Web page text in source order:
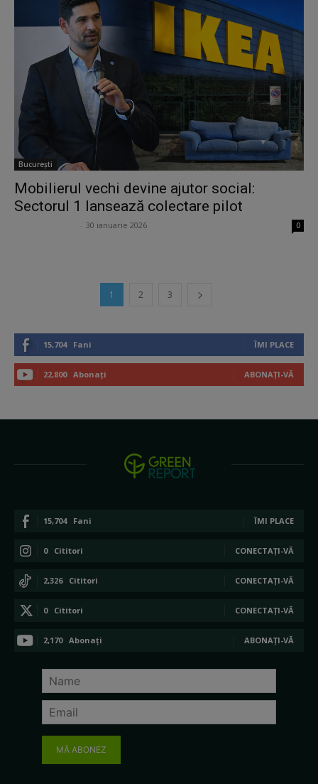
Bucureşti
Mobilierul vechi devine ajutor social:
Sectorul 1 lansează colectare pilot
30 ianuarie 2026 0
1 2 3
15,704 Fani ÎMI PLACE
22,800 Abonați ABONAȚI-VĂ
15,704 Fani ÎMI PLACE
0 Cititori CONECTAȚI-VĂ
2,326 Cititori CONECTAȚI-VĂ
0 Cititori CONECTAȚI-VĂ
2,170 Abonați ABONAȚI-VĂ
MĂ ABONEZ